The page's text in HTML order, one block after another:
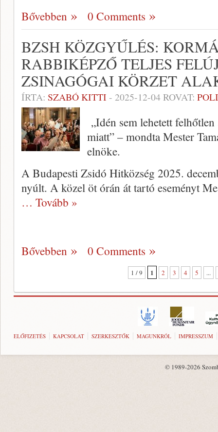
Bővebben 0 Comments
BZSH KÖZGYŰLÉS:
RABBIKÉPZŐ TELJES
ZSINAGÓGAI KÖRZET
ÍRTA: SZABÓ KITTI - 2025-12-04ROVAT:
„Idén sem lehetett
miatt” – mondta Mester
elnöke.
A Budapesti Zsidó Hitközség 2025.
nyúlt. A közel öt órán át tartó eseményt
… Tovább »
Bővebben 0 Comments
1 / 9 1 2 3 4 5 ...
ELŐFIZETÉS KAPCSOLAT SZERKESZTŐK MAGUNKRÓL IMPRESSZUM
© 1989-2026